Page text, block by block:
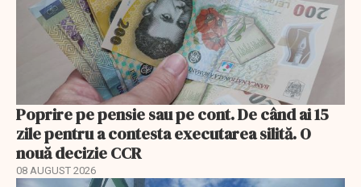
Poprire pe pensie sau pe cont. De când ai 15
zile pentru a contesta executarea silită. O
nouă decizie CCR
08 AUGUST 2026